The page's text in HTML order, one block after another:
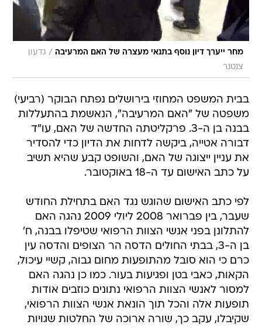
מחר ייערך דיון נוסף בתנאי מעצרה של האם המרעיבה
גדעון
צנטנר
בבית המשפט המחוזי בירושלים נפתח הבוקר (רביעי)
בבנה בן ה-3. פרקליטתה החדשה של האם, עו"ד
דבורה אטייה, ביקשה לדחות את הדיון כדי להסדיר
את עניין ייצוגה של האם, והשופט קבע שהיא תשיב
על כתב האישום עד ה-18 באוקטובר.
לפי כתב האישום שהוגש נגד האם בתחילת החודש
להתלונן בפני אנשי הצוות הרפואי שטיפלו בבנה, ח'
בן ה-3, בבתי החולים הדסה הר הצופים והדסה עין
כרם כי הוא סובל מהתופעות מחום גבוה, קשיי עיכול,
הקאות, כאבי בטן ופגיעות בעור. כמו כן נהגה האם
למסור לאנשי הצוות הרפואי נתונים כוזבים אודות
תופעות אלה והכל תוך הונאת אנשי הצוות הרפואי,
שקיבלו, עקב כך, שורה ארוכה של החלטות שגויות
בעניין הטיפול בילד. האם לא הסתפקה בכך והיא אף
נהגה לחבל בטיפול התזונתי שקיבל בנה באשפוזיו